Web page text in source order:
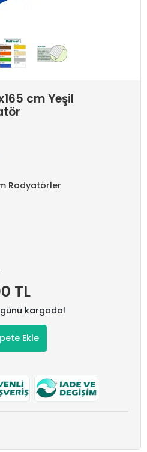
cm Yeşil
Radyatörler
TL
günü kargoda!
Ekle